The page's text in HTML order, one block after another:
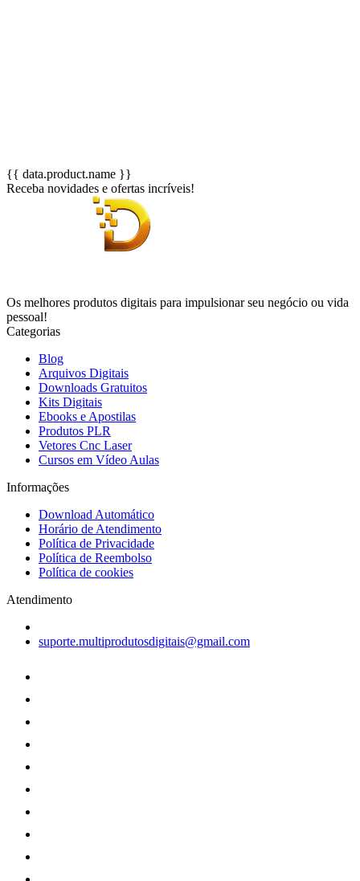
{{ data.product.name }}
Receba novidades e ofertas incríveis!
Os melhores produtos digitais para impulsionar seu negócio ou vida
pessoal!
Categorias
Blog
Arquivos Digitais
Downloads Gratuitos
Kits Digitais
Ebooks e Apostilas
Produtos PLR
Vetores Cnc Laser
Cursos em Vídeo Aulas
Informações
Download Automático
Horário de Atendimento
Política de Privacidade
Política de Reembolso
Política de cookies
Atendimento
suporte.multiprodutosdigitais@gmail.com